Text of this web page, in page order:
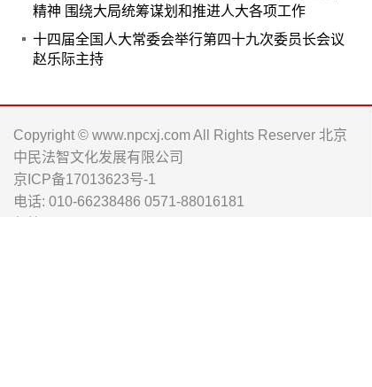
精神 围绕大局统筹谋划和推进人大各项工作
十四届全国人大常委会举行第四十九次委员长会议
赵乐际主持
Copyright © www.npcxj.com All Rights Reserver 北京
中民法智文化发展有限公司
京ICP备17013623号-1
电话: 010-66238486 0571-88016181